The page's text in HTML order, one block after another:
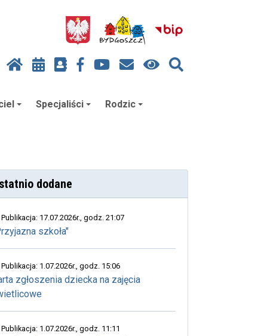
Specjaliści Rodzic
dodane
Publikacja: 17.07.2026r., godz. 21:07
szkoła"
Publikacja: 1.07.2026r., godz. 15:06
zgłoszenia dziecka na zajęcia
Publikacja: 1.07.2026r., godz. 11:11